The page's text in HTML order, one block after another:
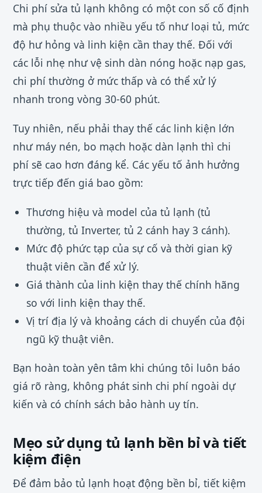
Chi phí sửa tủ lạnh không có một con số cố định
mà phụ thuộc vào nhiều yếu tố như loại tủ, mức
độ hư hỏng và linh kiện cần thay thế. Đối với
các lỗi nhẹ như vệ sinh dàn nóng hoặc nạp gas,
chi phí thường ở mức thấp và có thể xử lý
nhanh trong vòng 30-60 phút.
Tuy nhiên, nếu phải thay thế các linh kiện lớn
như máy nén, bo mạch hoặc dàn lạnh thì chi
phí sẽ cao hơn đáng kể. Các yếu tố ảnh hưởng
trực tiếp đến giá bao gồm:
Thương hiệu và model của tủ lạnh (tủ
thường, tủ Inverter, tủ 2 cánh hay 3 cánh).
Mức độ phức tạp của sự cố và thời gian kỹ
thuật viên cần để xử lý.
Giá thành của linh kiện thay thế chính hãng
so với linh kiện thay thế.
Vị trí địa lý và khoảng cách di chuyển của đội
ngũ kỹ thuật viên.
Bạn hoàn toàn yên tâm khi chúng tôi luôn báo
giá rõ ràng, không phát sinh chi phí ngoài dự
kiến và có chính sách bảo hành uy tín.
Mẹo sử dụng tủ lạnh bền bỉ và tiết
kiệm điện
Để đảm bảo tủ lạnh hoạt động bền bỉ, tiết kiệm